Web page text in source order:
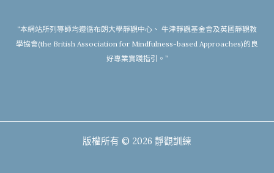
“本網站所列導師均遵循布朗大學靜觀中心、 牛津靜觀基金會及英國靜觀教
學協會(the British Association for Mindfulness-based Approaches)的良
好專業實踐指引。”
版權所有 © 2026 靜觀訓練